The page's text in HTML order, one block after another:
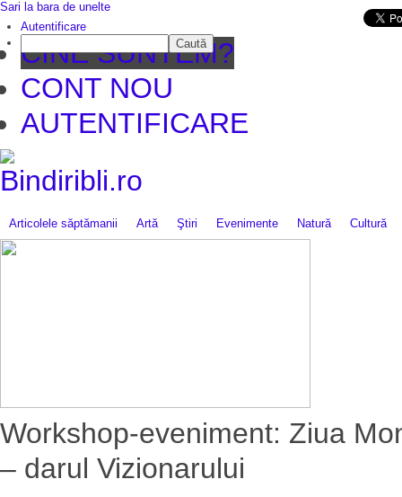
CINE SUNTEM?
CONT NOU
AUTENTIFICARE
Articolele săptămanii Artă Ştiri Evenimente Natură Cultură
Workshop-eveniment: Ziua
– darul Vizionarului
Sari la bara de unelte
Autentificare
Caută